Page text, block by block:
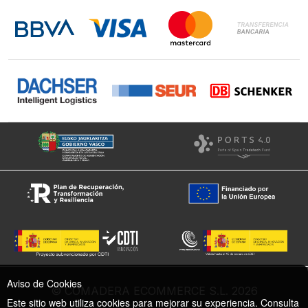
Instagram
Facebook
© COMADERA ECOMMERCE S.L. 2026
Aviso de Cookies
Este sitio web utiliza cookies para mejorar su experiencia. Consulta